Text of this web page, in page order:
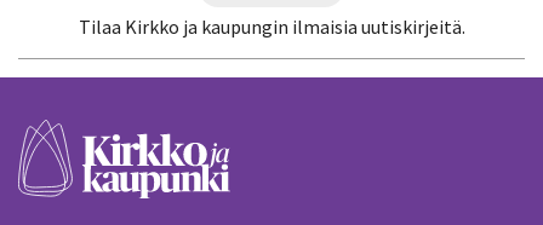
Tilaa Kirkko ja kaupungin ilmaisia uutiskirjeitä.